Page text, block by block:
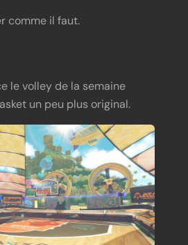
comme il faut.
le volley de la semaine
un peu plus original.